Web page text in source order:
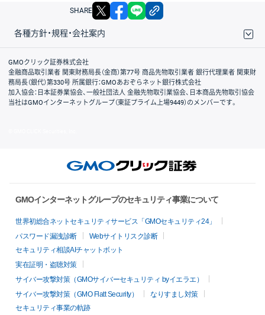
SHARE X facebook
各種方針・規程・会社案内
取引規程・約款
サイトマップ
その他のご案内
個人情報保護方針
最良執行方針
サイトのご利用について
ディスクレイマー
信託保全
リスク説明
会社案内
GMOクリック証券株式会社
金融商品取引業者 関東財務局長（金商）第77号 商品先物取引業者 銀行代理業者 関東財
務局長（銀代）第330号 所属銀行：GMOあおぞらネット銀行株式会社
加入協会：日本証券業協会、一般社団法人 金融先物取引業協会、日本商品先物取引協会
当社はGMOインターネットグループ（東証プライム上場9449）のメンバーです。
GMOインターネットグループのセキュリティ事業について
世界初総合ネットセキュリティサービス「GMOセキュリティ24」
パスワード漏洩診断
Webサイトリスク診断
セキュリティ相談AIチャットボット
実在証明・盗聴対策
サイバー攻撃対策（GMOサイバーセキュリティ byイエラエ）
サイバー攻撃対策（GMO Flatt Security）
なりすまし対策
セキュリティ事業の軌跡